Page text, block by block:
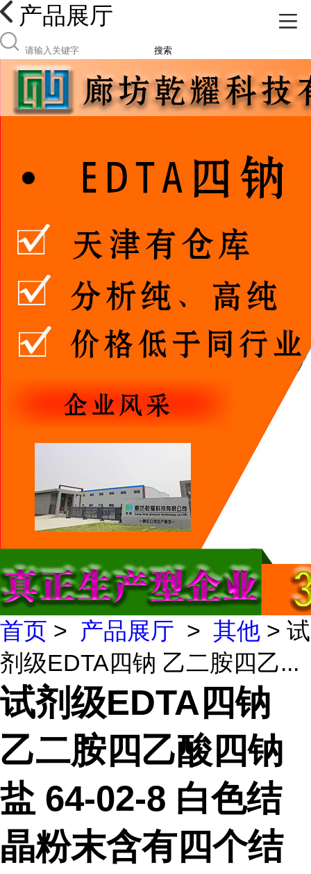
产品展厅
搜索
首页 > 产品展厅 > 其他 > 试
剂级EDTA四钠 乙二胺四乙...
试剂级EDTA四钠
乙二胺四乙酸四钠
盐 64-02-8 白色结
晶粉末含有四个结